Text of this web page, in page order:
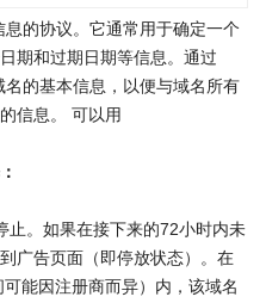
的协议。它通常用于确定一个
期和过期日期等信息。通过
名的基本信息，以便与域名所有
信息。 可以用
止。如果在接下来的72小时内未
广告页面（即停放状态）。在
能因注册商而异）内，该域名